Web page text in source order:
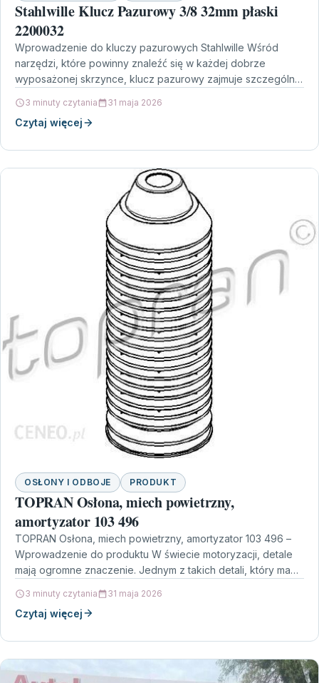
Stahlwille Klucz Pazurowy 3/8 32mm płaski
2200032
Wprowadzenie do kluczy pazurowych Stahlwille Wśród
narzędzi, które powinny znaleźć się w każdej dobrze
wyposażonej skrzynce, klucz pazurowy zajmuje szczególne
3 minuty czytania 31 maja 2026
Czytaj więcej
OSŁONY I ODBOJE PRODUKT
TOPRAN Osłona, miech powietrzny,
amortyzator 103 496
TOPRAN Osłona, miech powietrzny, amortyzator 103 496 –
Wprowadzenie do produktu W świecie motoryzacji, detale
mają ogromne znaczenie. Jednym z takich detali, który ma…
3 minuty czytania 31 maja 2026
Czytaj więcej